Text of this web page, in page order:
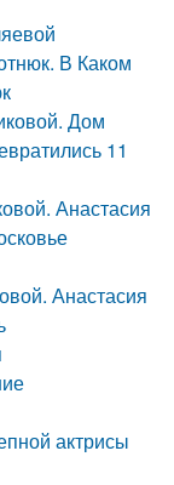
В Каком
Дом
11
Анастасия
Анастасия
актрисы